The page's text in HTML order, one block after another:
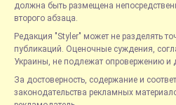
должна быть размещена
второго абзаца.
Редакция "Styler" может не разделять
публикаций. Оценочные суждения,
Украины, не подлежат опровержению и
За достоверность, содержание и
законодательства рекламных